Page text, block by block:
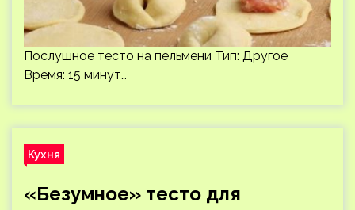
Послушное тесто на пельмени Тип: Другое
Время: 15 минут…
Кухня
«Безумное» тесто для